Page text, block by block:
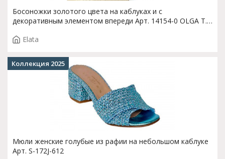
Босоножки золотого цвета на каблуках и с
декоративным элементом впереди Арт. 14154-0 OLGA T.
Elata
Мюли женские голубые из рафии на небольшом каблуке
Арт. S-172J-612
Коллекция 2025